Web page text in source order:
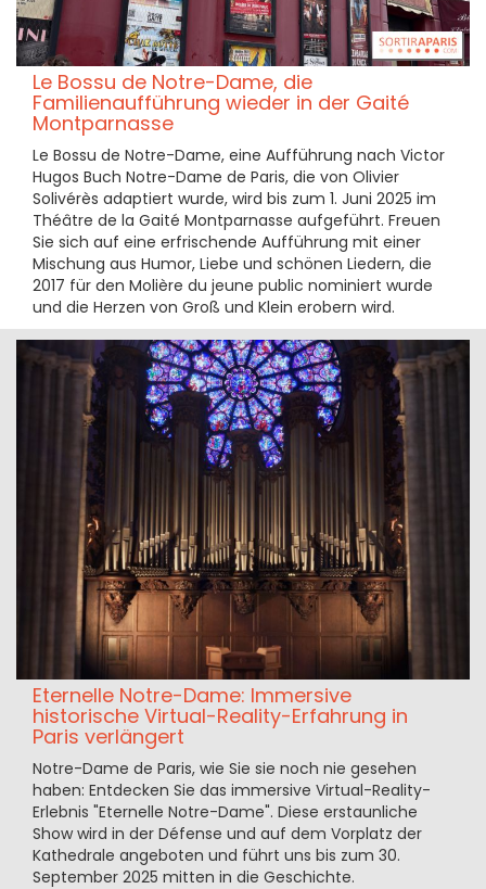
Le Bossu de Notre-Dame, die
Familienaufführung wieder in der Gaité
Montparnasse
Le Bossu de Notre-Dame, eine Aufführung nach Victor
Hugos Buch Notre-Dame de Paris, die von Olivier
Solivérès adaptiert wurde, wird bis zum 1. Juni 2025 im
Théâtre de la Gaité Montparnasse aufgeführt. Freuen
Sie sich auf eine erfrischende Aufführung mit einer
Mischung aus Humor, Liebe und schönen Liedern, die
2017 für den Molière du jeune public nominiert wurde
und die Herzen von Groß und Klein erobern wird.
Eternelle Notre-Dame: Immersive
historische Virtual-Reality-Erfahrung in
Paris verlängert
Notre-Dame de Paris, wie Sie sie noch nie gesehen
haben: Entdecken Sie das immersive Virtual-Reality-
Erlebnis "Eternelle Notre-Dame". Diese erstaunliche
Show wird in der Défense und auf dem Vorplatz der
Kathedrale angeboten und führt uns bis zum 30.
September 2025 mitten in die Geschichte.